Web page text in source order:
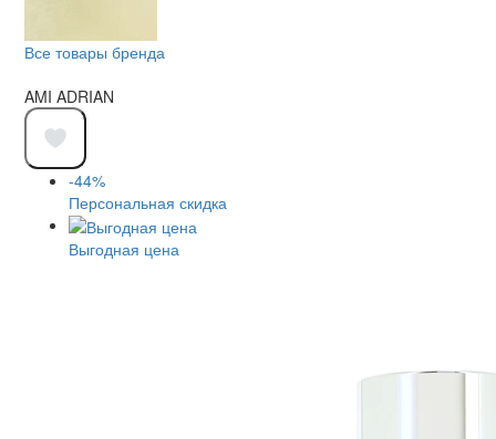
Все товары бренда
AMI ADRIAN
-44%
Персональная скидка
Выгодная цена